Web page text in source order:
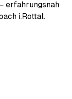
erfahrungsnah
i.Rottal.